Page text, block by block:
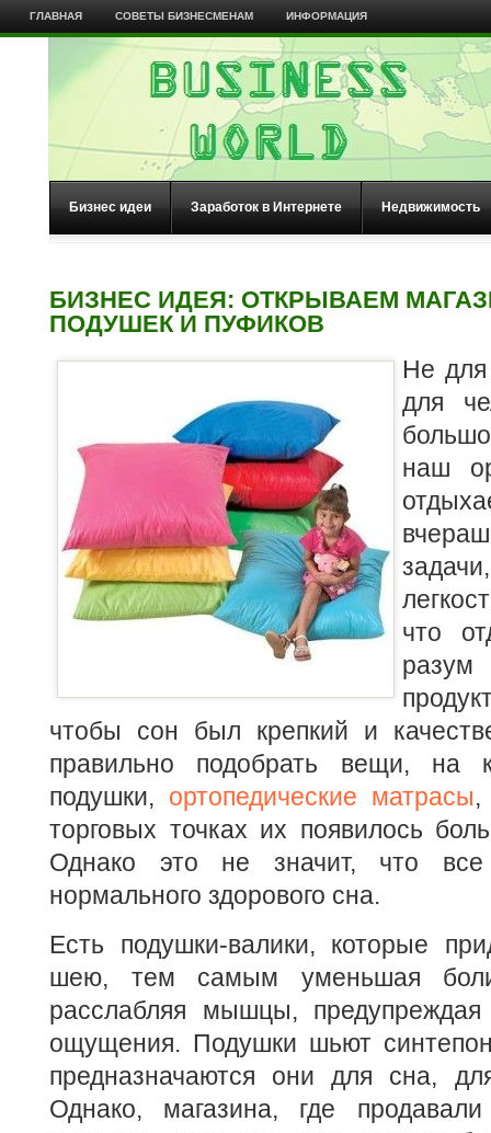
ГЛАВНАЯ СОВЕТЫ БИЗНЕСМЕНАМ ИНФОРМАЦИЯ
Бизнес идеи Заработок в Интернете Недвижимость
БИЗНЕС ИДЕЯ: ОТКРЫВАЕМ
ПОДУШЕК И ПУФИКОВ
Не для
для
наш
что
чтобы сон был крепкий и
правильно подобрать вещи, на
подушки, ортопедические матрасы,
торговых точках их появилось
Однако это не значит, что
нормального здорового сна.
Есть подушки-валики, которые
шею, тем самым уменьшая боли
расслабляя мышцы,
ощущения. Подушки шьют
предназначаются они для сна,
Однако, магазина, где